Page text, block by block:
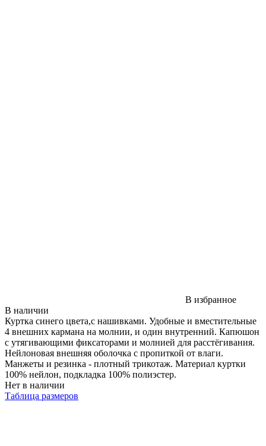
В избранное
В наличии
Куртка синего цвета,с нашивками. Удобные и вместительные
4 внешних кармана на молнии, и один внутренний. Капюшон
с утягивающими фиксаторами и молнией для расстёгивания.
Нейлоновая внешняя оболочка с пропиткой от влаги.
Манжеты и резинка - плотный трикотаж. Материал куртки
100% нейлон, подкладка 100% полиэстер.
Нет в наличии
Таблица размеров